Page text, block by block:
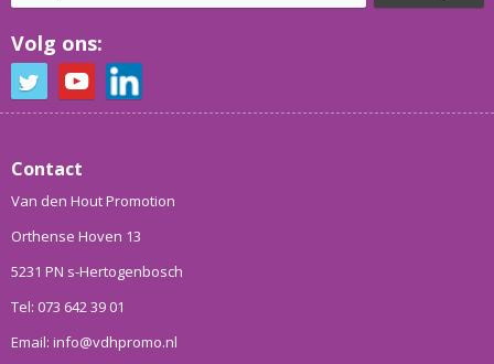
Volg ons:
Contact
Van den Hout Promotion
Orthense Hoven 13
5231 PN s-Hertogenbosch
Tel: 073 642 39 01
Email: info@vdhpromo.nl